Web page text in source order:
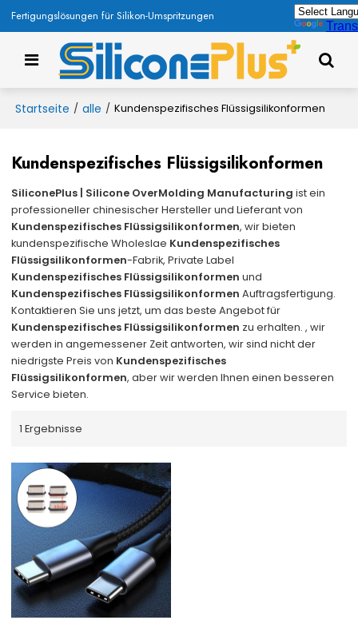
Fertigungslösungen für Silikon-Umspritzungen
Startseite / alle / Kundenspezifisches Flüssigsilikonformen
Kundenspezifisches Flüssigsilikonformen
SiliconePlus | Silicone OverMolding Manufacturing ist ein
professioneller chinesischer Hersteller und Lieferant von
Kundenspezifisches Flüssigsilikonformen, wir bieten
kundenspezifische Wholeslae Kundenspezifisches
Flüssigsilikonformen-Fabrik, Private Label
Kundenspezifisches Flüssigsilikonformen und
Kundenspezifisches Flüssigsilikonformen Auftragsfertigung.
Kontaktieren Sie uns jetzt, um das beste Angebot für
Kundenspezifisches Flüssigsilikonformen zu erhalten. , wir
werden in angemessener Zeit antworten, wir sind nicht der
niedrigste Preis von Kundenspezifisches
Flüssigsilikonformen, aber wir werden Ihnen einen besseren
Service bieten.
1 Ergebnisse